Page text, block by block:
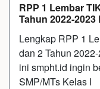
RPP 1 Lembar
Tahun 2022-
Lengkap RPP 1
dan 2 Tahun
ini smpht.id ingin
SMP/MTs Kelas I